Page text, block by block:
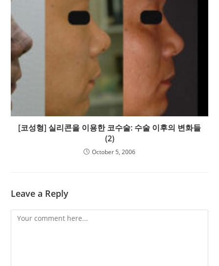
[코성형] 실리콘을 이용한 코수술: 수술 이후의 변화들
(2)
October 5, 2006
Leave a Reply
Comment